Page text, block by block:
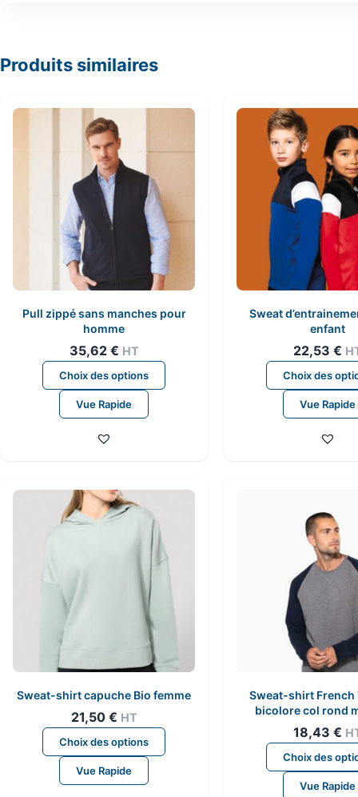
Produits similaires
Pull zippé sans manches pour
homme
35,62 € HT
Choix des options
Ce
produit
options
choisies
page
Vue Rapide
Sweat
enfant
22,53 €
Choix des
Vue Rapide
Sweat-shirt capuche Bio femme
21,50 € HT
Choix des options
Ce
produit
Vue Rapide
Sweat-shirt French
bicolore col rond
raglan
18,43 €
Choix des
Vue Rapide